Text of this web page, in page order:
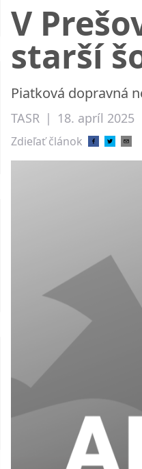
V
starší
Piatková dopravná
TASR | 18. apríl 2025
Zdieľať článok